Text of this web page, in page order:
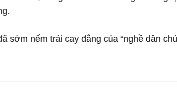
sớm nếm trải cay đắng của “nghề dân